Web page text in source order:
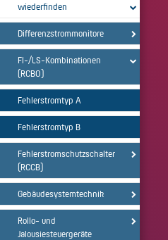
wiederfinden
Differenzstrommonitore
FI-/LS-Kombinationen
(RCBO)
Fehlerstromtyp A
Fehlerstromtyp B
Fehlerstromschutzschalter
(RCCB)
Gebäudesystemtechnik
Rollo- und
Jalousiesteuergeräte